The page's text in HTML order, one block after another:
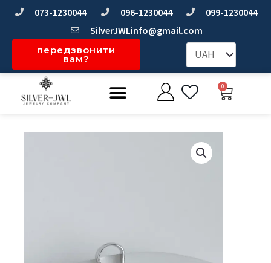
Перейти073-1230044 096-1230044
099-1230044
SilverJWLinfo@gmail.com
передзвонити
вам?
Меню 0